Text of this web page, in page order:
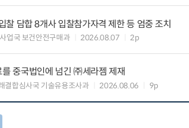
찰 담합 8개사 입찰참가자격 제한 등 엄중 조치
업국 보건안전구매과 2026.08.07 2p
중국법인에 넘긴 ㈜세라젬 제재
결합심사국 기술유용조사과 2026.08.06 9p